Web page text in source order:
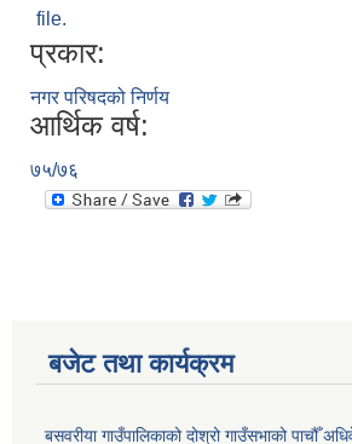
file.
प्रकार:
नगर परिषदको निर्णय
आर्थिक वर्ष:
७५/७६
बजेट तथा कार्यक्रम
बसवरीया गाउँपालिकाको दोश्रो गाउँसभाको पाचौँ